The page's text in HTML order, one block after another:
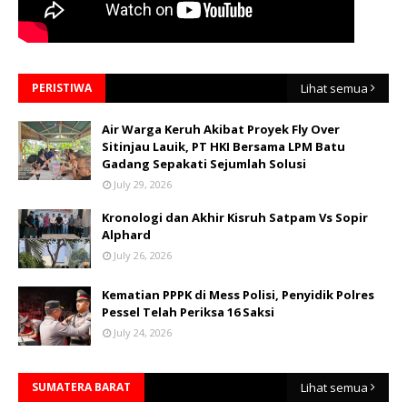
PERISTIWA Lihat semua
Air Warga Keruh Akibat Proyek Fly Over
Sitinjau Lauik, PT HKI Bersama LPM Batu
Gadang Sepakati Sejumlah Solusi
July 29, 2026
Kronologi dan Akhir Kisruh Satpam Vs Sopir
Alphard
July 26, 2026
Kematian PPPK di Mess Polisi, Penyidik Polres
Pessel Telah Periksa 16 Saksi
July 24, 2026
SUMATERA BARAT Lihat semua